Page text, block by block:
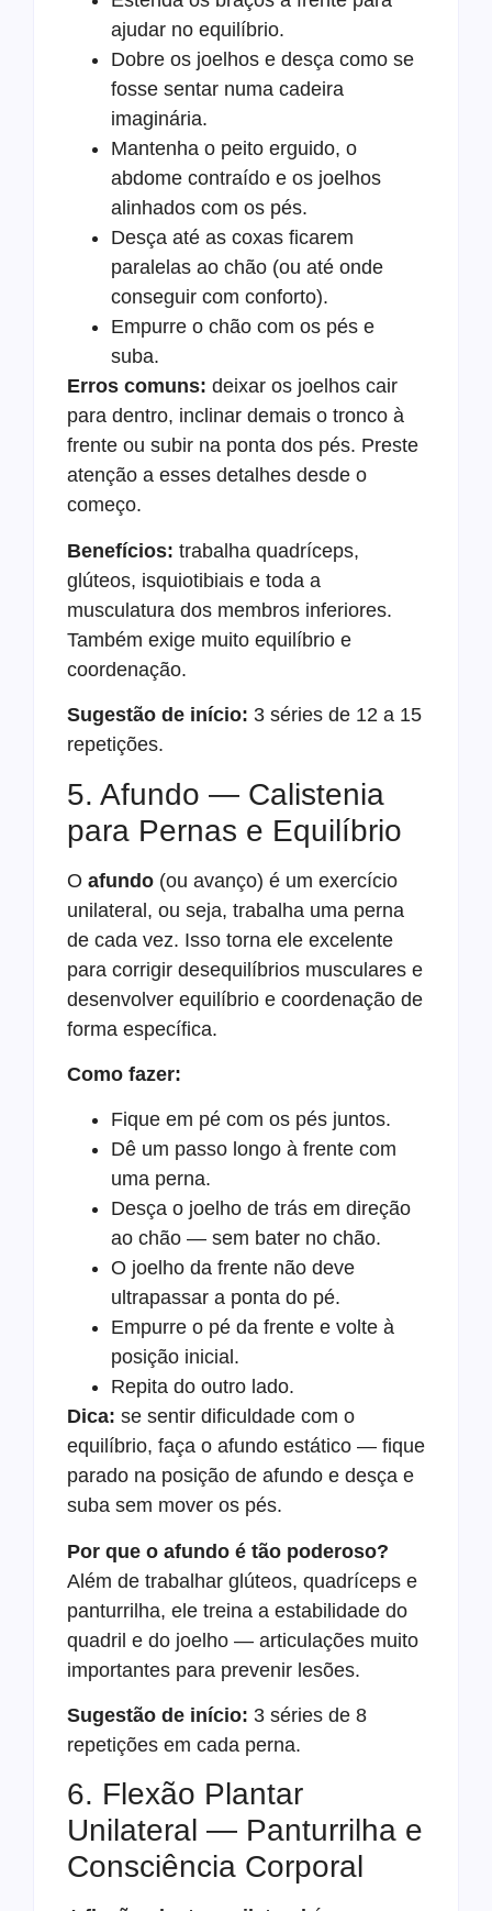
ajudar no equilíbrio.
Dobre os joelhos e desça como se
fosse sentar numa cadeira
imaginária.
Mantenha o peito erguido, o
abdome contraído e os joelhos
alinhados com os pés.
Desça até as coxas ficarem
paralelas ao chão (ou até onde
conseguir com conforto).
Empurre o chão com os pés e
suba.
Erros comuns: deixar os joelhos cair
para dentro, inclinar demais o tronco à
frente ou subir na ponta dos pés. Preste
atenção a esses detalhes desde o
começo.
Benefícios: trabalha quadríceps,
glúteos, isquiotibiais e toda a
musculatura dos membros inferiores.
Também exige muito equilíbrio e
coordenação.
Sugestão de início: 3 séries de 12 a 15
repetições.
5. Afundo — Calistenia
para Pernas e Equilíbrio
O afundo (ou avanço) é um exercício
unilateral, ou seja, trabalha uma perna
de cada vez. Isso torna ele excelente
para corrigir desequilíbrios musculares e
desenvolver equilíbrio e coordenação de
forma específica.
Como fazer:
Fique em pé com os pés juntos.
Dê um passo longo à frente com
uma perna.
Desça o joelho de trás em direção
ao chão — sem bater no chão.
O joelho da frente não deve
ultrapassar a ponta do pé.
Empurre o pé da frente e volte à
posição inicial.
Repita do outro lado.
Dica: se sentir dificuldade com o
equilíbrio, faça o afundo estático — fique
parado na posição de afundo e desça e
suba sem mover os pés.
Por que o afundo é tão poderoso?
Além de trabalhar glúteos, quadríceps e
panturrilha, ele treina a estabilidade do
quadril e do joelho — articulações muito
importantes para prevenir lesões.
Sugestão de início: 3 séries de 8
repetições em cada perna.
6. Flexão Plantar
Unilateral — Panturrilha e
Consciência Corporal